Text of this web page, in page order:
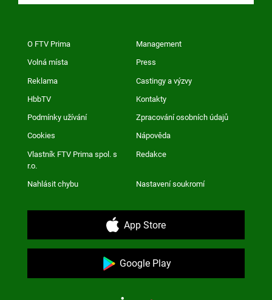
O FTV Prima Management
Volná místa Press
Reklama Castingy a výzvy
HbbTV Kontakty
Podmínky užívání Zpracování osobních údajů
Cookies Nápověda
Vlastník FTV Prima spol. s
r.o.
Redakce
Nahlásit chybu Nastavení soukromí
App Store
Google Play